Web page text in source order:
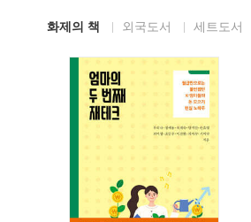
화제의 책 외국도서 세트도서